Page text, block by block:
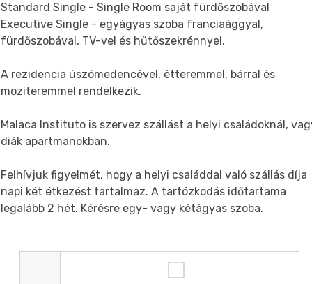
Standard Single - Single Room saját fürdőszobával
Executive Single - egyágyas szoba franciaággyal,
fürdőszobával, TV-vel és hűtőszekrénnyel.
A rezidencia úszómedencével, étteremmel, bárral és
moziteremmel rendelkezik.
Malaca Instituto is szervez szállást a helyi családoknál,
diák apartmanokban.
Felhívjuk figyelmét, hogy a helyi családdal való szállás díja
napi két étkezést tartalmaz. A tartózkodás időtartama
legalább 2 hét. Kérésre egy- vagy kétágyas szoba.